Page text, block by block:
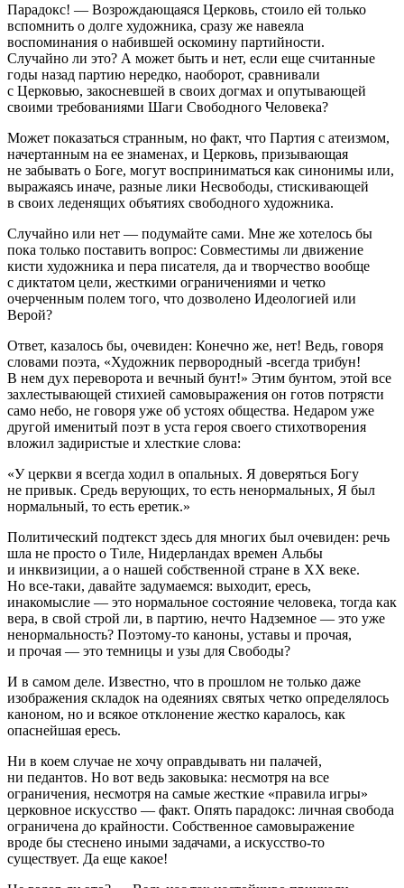
Парадокс! — Возрождающаяся Церковь, стоило ей только
вспомнить о долге художника, сразу же навеяла
воспоминания о набившей оскомину партийности.
Случайно ли это? А может быть и нет, если еще считанные
годы назад партию нередко, наоборот, сравнивали
с Церковью, закосневшей в своих догмах и опутывающей
своими требованиями Шаги Свободного Человека?
Может показаться странным, но факт, что Партия с атеизмом,
начертанным на ее знаменах, и Церковь, призывающая
не забывать о Боге, могут восприниматься как синонимы или,
выражаясь иначе, разные лики Несвободы, стискивающей
в своих леденящих объятиях свободного художника.
Случайно или нет — подумайте сами. Мне же хотелось бы
пока только поставить вопрос: Совместимы ли движение
кисти художника и пера писателя, да и творчество вообще
с диктатом цели, жесткими ограничениями и четко
очерченным полем того, что дозволено Идеологией или
Верой?
Ответ, казалось бы, очевиден: Конечно же, нет! Ведь, говоря
словами поэта, «Художник первородный -всегда трибун!
В нем дух переворота и вечный бунт!» Этим бунтом, этой все
захлестывающей стихией самовыражения он готов потрясти
само небо, не говоря уже об устоях общества. Недаром уже
другой именитый поэт в уста героя своего стихотворения
вложил задиристые и хлесткие слова:
«У церкви я всегда ходил в опальных. Я доверяться Богу
не привык. Средь верующих, то есть ненормальных, Я был
нормальный, то есть еретик.»
Политический подтекст здесь для многих был очевиден: речь
шла не просто о Тиле, Нидерландах времен Альбы
и инквизиции, а о нашей собственной стране в XX веке.
Но все-таки, давайте задумаемся: выходит, ересь,
инакомыслие — это нормальное состояние человека, тогда как
вера, в свой строй ли, в партию, нечто Надземное — это уже
ненормальность? Поэтому-то каноны, уставы и прочая,
и прочая — это темницы и узы для Свободы?
И в самом деле. Известно, что в прошлом не только даже
изображения складок на одеяниях святых четко определялось
каноном, но и всякое отклонение жестко каралось, как
опаснейшая ересь.
Ни в коем случае не хочу оправдывать ни палачей,
ни педантов. Но вот ведь заковыка: несмотря на все
ограничения, несмотря на самые жесткие «правила игры»
церковное искусство — факт. Опять парадокс: личная свобода
ограничена до крайности. Собственное самовыражение
вроде бы стеснено иными задачами, а искусство-то
существует. Да еще какое!